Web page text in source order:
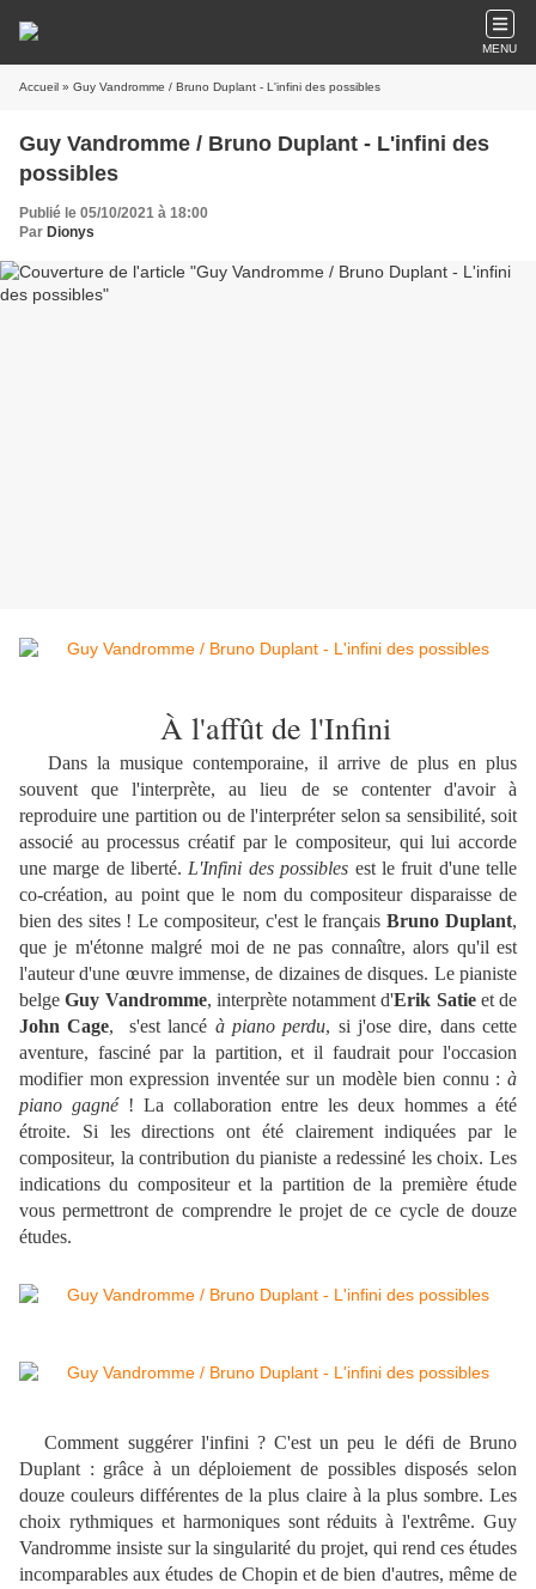
MENU
Accueil » Guy Vandromme / Bruno Duplant - L'infini des possibles
Guy Vandromme / Bruno Duplant - L'infini des
possibles
Publié le 05/10/2021 à 18:00
Par Dionys
À l'affût de l'Infini
Dans la musique contemporaine, il arrive de plus en plus
souvent que l'interprète, au lieu de se contenter d'avoir à
reproduire une partition ou de l'interpréter selon sa sensibilité, soit
associé au processus créatif par le compositeur, qui lui accorde
une marge de liberté. L'Infini des possibles est le fruit d'une telle
co-création, au point que le nom du compositeur disparaisse de
bien des sites ! Le compositeur, c'est le françaisBruno Duplant,
que je m'étonne malgré moi de ne pas connaître, alors qu'il est
l'auteur d'une œuvre immense, de dizaines de disques. Le pianiste
belgeGuy Vandromme, interprète notamment d'Erik Satieet de
John Cage, s'est lancé à piano perdu, si j'ose dire, dans cette
aventure, fasciné par la partition, et il faudrait pour l'occasion
modifier mon expression inventée sur un modèle bien connu : à
piano gagné! La collaboration entre les deux hommes a été
étroite. Si les directions ont été clairement indiquées par le
compositeur, la contribution du pianiste a redessiné les choix. Les
indications du compositeur et la partition de la première étude
vous permettront de comprendre le projet de ce cycle de douze
études.
Comment suggérer l'infini ? C'est un peu le défi de Bruno
Duplant : grâce à un déploiement de possibles disposés selon
douze couleurs différentes de la plus claire à la plus sombre. Les
choix rythmiques et harmoniques sont réduits à l'extrême. Guy
Vandromme insiste sur la singularité du projet, qui rend ces études
incomparables aux études de Chopin et de bien d'autres, même de